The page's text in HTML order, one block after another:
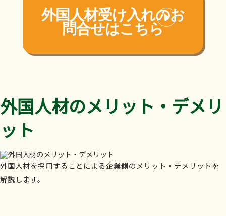
外国人材受け入れのお
問合せはこちら
外国人材のメリット・デメリ
ット
外国人材を採用することによる企業側のメリット・デメリットを
解説します。